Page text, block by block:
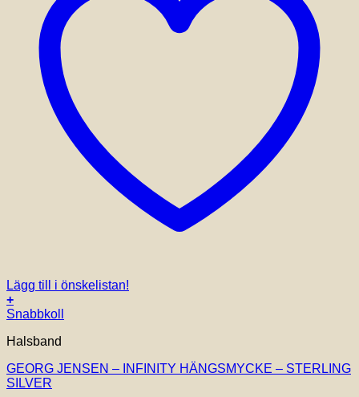
Lägg till i önskelistan!
+
Snabbkoll
Halsband
GEORG JENSEN – INFINITY HÄNGSMYCKE – STERLING
SILVER